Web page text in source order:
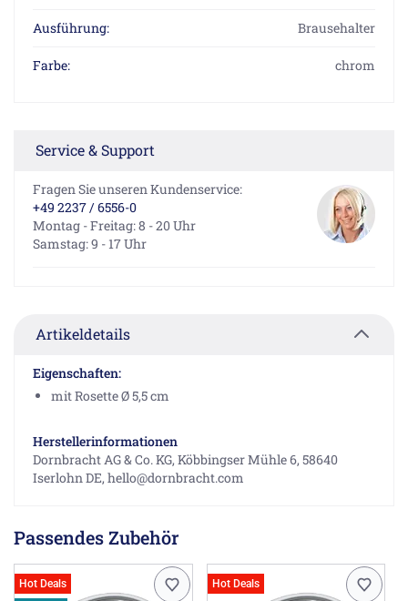
Ausführung: Brausehalter
Farbe: chrom
Service & Support
Fragen Sie unseren Kundenservice:
+49 2237 / 6556-0
Montag - Freitag: 8 - 20 Uhr
Samstag: 9 - 17 Uhr
Artikeldetails
Eigenschaften:
mit Rosette Ø 5,5 cm
Herstellerinformationen
Dornbracht AG & Co. KG, Köbbingser Mühle 6, 58640
Iserlohn DE, hello@dornbracht.com
Passendes Zubehör
Hot Deals
Hot Deals